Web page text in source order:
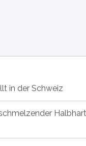
in der Schweiz